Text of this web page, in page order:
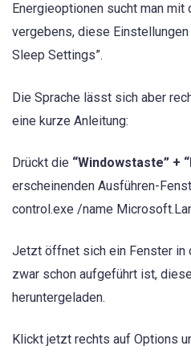
Energieoptionen sucht man mit
vergebens, diese
Sleep Settings”.
Die Sprache lässt sich aber
eine kurze Anleitung:
Drückt die “Windowstaste” +
erscheinenden Ausführen-
control.exe /name
Jetzt öffnet sich ein Fenster in
zwar schon aufgeführt ist,
heruntergeladen.
Klickt jetzt rechts auf Options